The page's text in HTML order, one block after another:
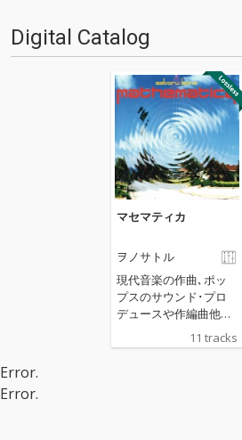
Digital Catalog
マセマティカ
ヲノサトル
現代音楽の作曲､ポッ
プスのサウンド･プロ
デュースや作編曲他を
手掛ける､ヲノサトル
のソロ･アルバム｡浜崎
11 tracks
Error.
Error.